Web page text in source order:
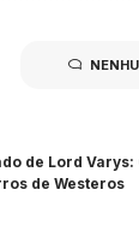
de Lord
de Westeros